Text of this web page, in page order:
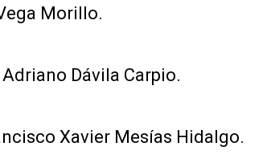
Morillo.
Dávila Carpio.
Xavier Mesías Hidalgo.